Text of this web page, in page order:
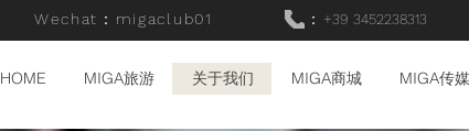
Wechat：migaclub01 ： +39 3452238313
HOME MIGA旅游 关于我们 MIGA商城 MIGA传媒